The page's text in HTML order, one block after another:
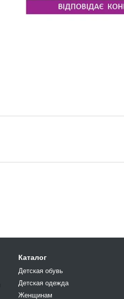
Каталог
Детская обувь
Детская одежда
Женщинам